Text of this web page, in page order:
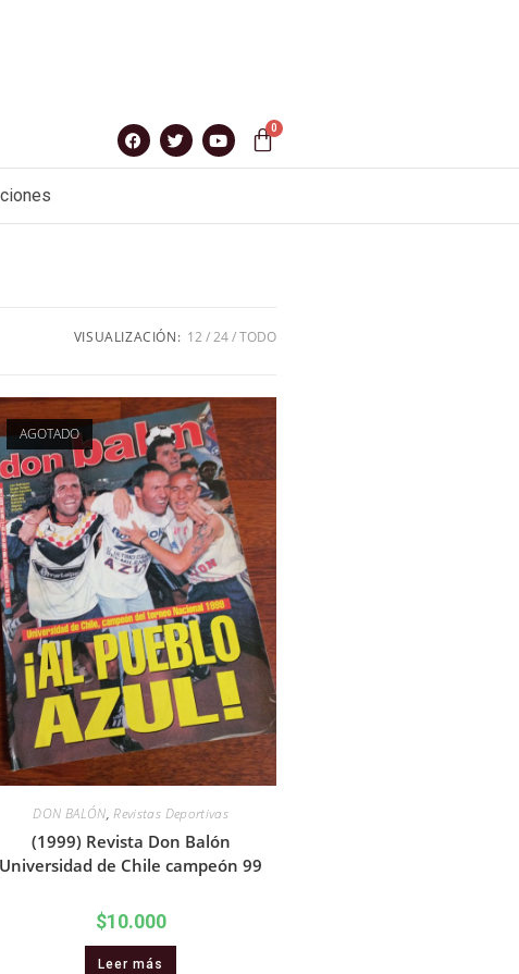
VISUALIZACIÓN: 12 24 TODO
AGOTADO
DON BALÓN,Revistas Deportivas
(1999) Revista Don Balón
Universidad de Chile campeón 99
$10.000
Leer más